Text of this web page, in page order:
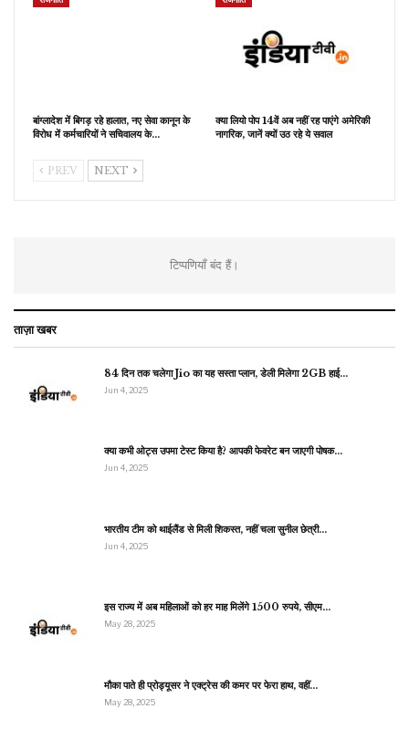
बांग्लादेश में बिगड़ रहे हालात, नए सेवा कानून के
विरोध में कर्मचारियों ने सचिवालय के…
क्या लियो पोप 14वें अब नहीं रह पाएंगे अमेरिकी
नागरिक, जानें क्यों उठ रहे ये सवाल
PREV NEXT
टिप्पणियाँ बंद हैं।
ताज़ा खबर
84 दिन तक चलेगा Jio का यह सस्ता प्लान, डेली मिलेगा 2GB हाई…
Jun 4, 2025
क्या कभी ओट्स उपमा टेस्ट किया है? आपकी फेवरेट बन जाएगी पोषक…
Jun 4, 2025
भारतीय टीम को थाईलैंड से मिली शिकस्त, नहीं चला सुनील छेत्री…
Jun 4, 2025
इस राज्य में अब महिलाओं को हर माह मिलेंगे 1500 रुपये, सीएम…
May 28, 2025
मौका पाते ही प्रोड्यूसर ने एक्ट्रेस की कमर पर फेरा हाथ, वहीं…
May 28, 2025